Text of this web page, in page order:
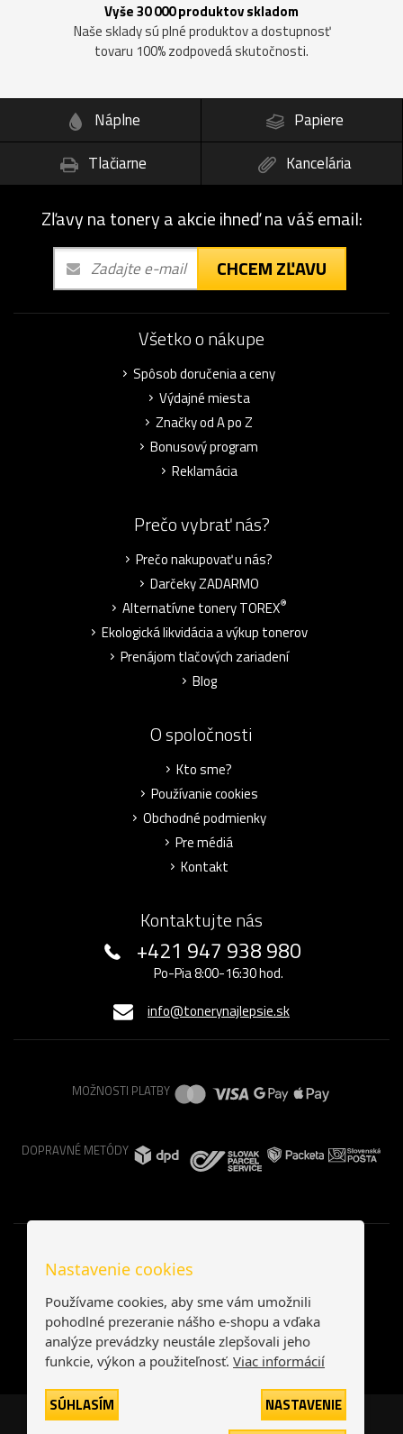
Vyše 30 000 produktov skladom
Naše sklady sú plné produktov a dostupnosť
tovaru 100% zodpovedá skutočnosti.
Náplne
Papiere
Tlačiarne
Kancelária
Zľavy na tonery a akcie ihneď na váš email:
CHCEM ZĽAVU
Všetko o nákupe
Spôsob doručenia a ceny
Výdajné miesta
Značky od A po Z
Bonusový program
Reklamácia
Prečo vybrať nás?
Prečo nakupovať u nás?
Darčeky ZADARMO
Alternatívne tonery TOREX®
Ekologická likvidácia a výkup tonerov
Prenájom tlačových zariadení
Blog
O spoločnosti
Kto sme?
Používanie cookies
Obchodné podmienky
Pre médiá
Kontakt
Kontaktujte nás
+421 947 938 980
Po-Pia 8:00-16:30 hod.
info@tonerynajlepsie.sk
MOŽNOSTI PLATBY
DOPRAVNÉ METÓDY
Slovensko
Nastavenie cookies
Používame cookies, aby sme vám umožnili
pohodlné prezeranie nášho e-shopu a vďaka
analýze prevádzky neustále zlepšovali jeho
funkcie, výkon a použiteľnosť. Viac informácií
SÚHLASÍM NASTAVENIE